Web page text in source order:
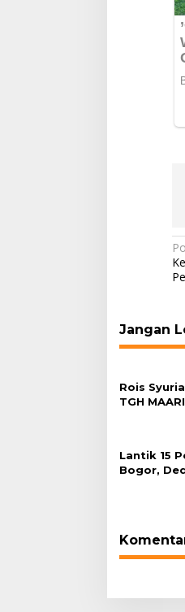
Jangan
Rois
TGH
Lantik 15
Bogor,